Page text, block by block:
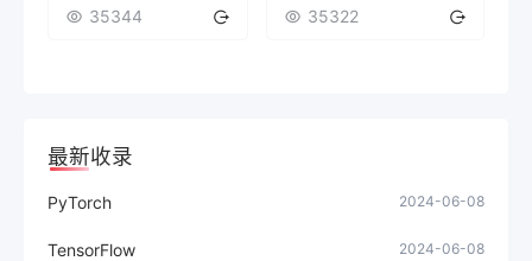
35344 35322
最新收录
PyTorch 2024-06-08
TensorFlow 2024-06-08